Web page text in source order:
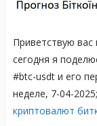
Приветствую вас
сегодня я
#btc-usdt и его
неделе, 7-04-
криптовалют